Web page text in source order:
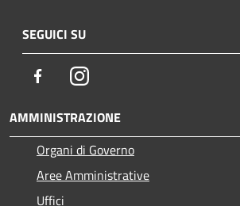
SEGUICI SU
FacebookInstagram
AMMINISTRAZIONE
Organi di Governo
Aree Amministrative
Uffici